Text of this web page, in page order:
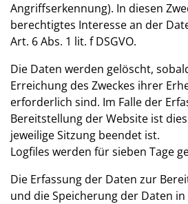
Angriffserkennung). In diesen
berechtigtes Interesse an der
Art. 6 Abs. 1 lit. f DSGVO.
Die Daten werden gelöscht,
Erreichung des Zweckes ihrer
erforderlich sind. Im Falle der
Bereitstellung der Website ist
jeweilige Sitzung beendet ist.
Logfiles werden für sieben Tage
Die Erfassung der Daten zur
und die Speicherung der Daten